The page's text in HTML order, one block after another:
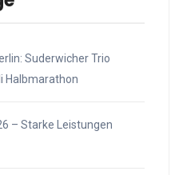
Suderwicher Trio
Halbmarathon
– Starke Leistungen